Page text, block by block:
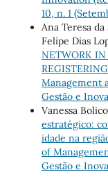
10, n. 1
Ana Teresa
Felipe Dias
NETWORK IN
Management
Gestão e
Vanessa
estratégico:
idade na
of
Gestão e